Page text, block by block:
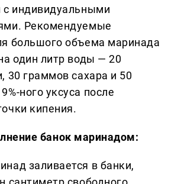
с индивидуальными
Рекомендуемые
большого объема маринада
один литр воды — 20
30 граммов сахара и 50
ного уксуса после
кипения.
банок маринадом:
заливается в банки,